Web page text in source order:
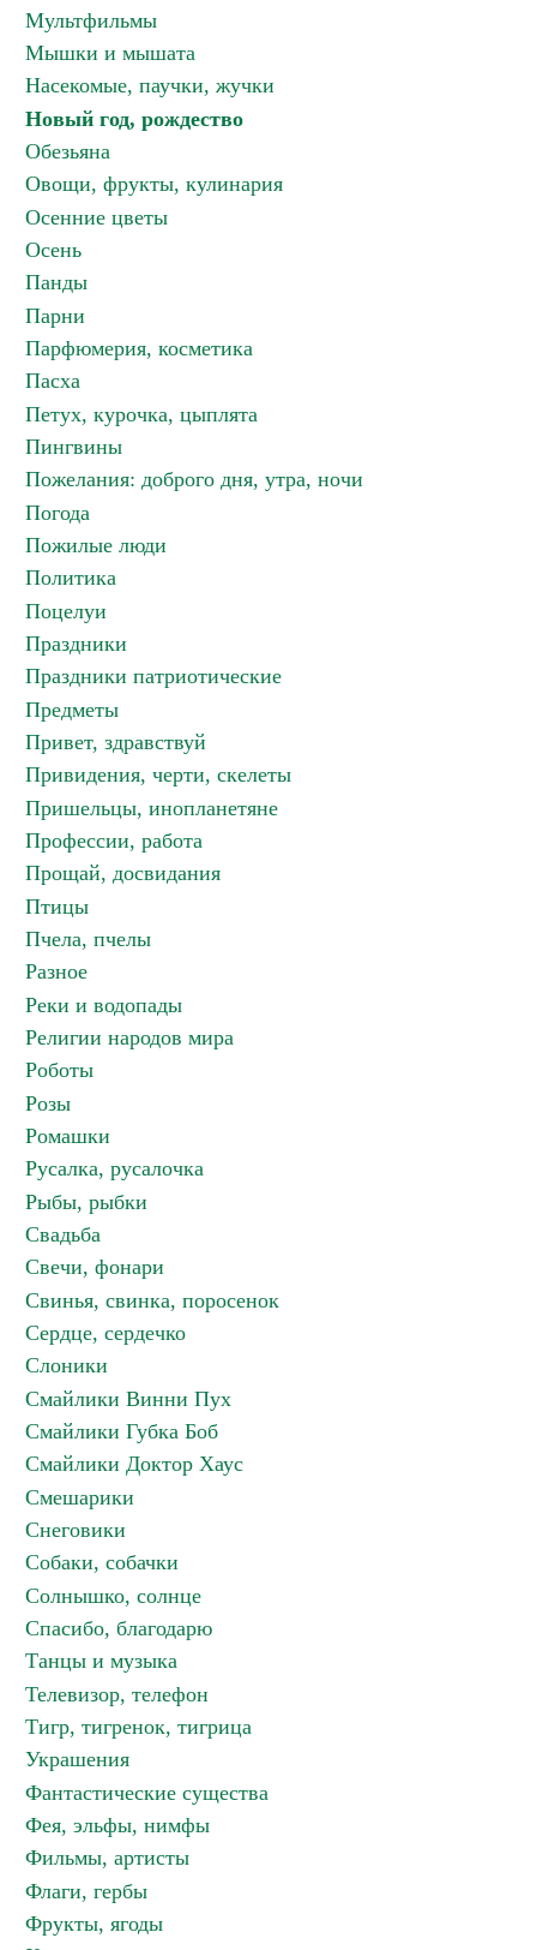
Мультфильмы
Мышки и мышата
Насекомые, паучки, жучки
Новый год, рождество
Обезьяна
Овощи, фрукты, кулинария
Осенние цветы
Осень
Панды
Парни
Парфюмерия, косметика
Пасха
Петух, курочка, цыплята
Пингвины
Пожелания: доброго дня, утра, ночи
Погода
Пожилые люди
Политика
Поцелуи
Праздники
Праздники патриотические
Предметы
Привет, здравствуй
Привидения, черти, скелеты
Пришельцы, инопланетяне
Профессии, работа
Прощай, досвидания
Птицы
Пчела, пчелы
Разное
Реки и водопады
Религии народов мира
Роботы
Розы
Ромашки
Русалка, русалочка
Рыбы, рыбки
Свадьба
Свечи, фонари
Свинья, свинка, поросенок
Сердце, сердечко
Слоники
Смайлики Винни Пух
Смайлики Губка Боб
Смайлики Доктор Хаус
Смешарики
Снеговики
Собаки, собачки
Солнышко, солнце
Спасибо, благодарю
Танцы и музыка
Телевизор, телефон
Тигр, тигренок, тигрица
Украшения
Фантастические существа
Фея, эльфы, нимфы
Фильмы, артисты
Флаги, гербы
Фрукты, ягоды